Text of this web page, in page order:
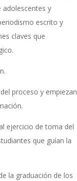
y
escrito y
claves que
proceso y empiezan
ejercicio de toma del
que guían la
la graduación de los